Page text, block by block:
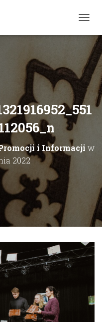
R
Ł
Ą
C
Z
N
A
A
Promocji i Informacji w
2022